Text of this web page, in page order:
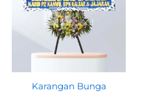
Karangan Bunga